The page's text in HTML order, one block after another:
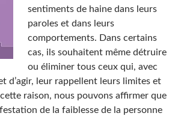
sentiments de haine dans leurs
paroles et dans leurs
comportements. Dans certains
cas, ils souhaitent même détruire
ou éliminer tous ceux qui, avec
d’agir, leur rappellent leurs limites et
raison, nous pouvons affirmer que
de la faiblesse de la personne